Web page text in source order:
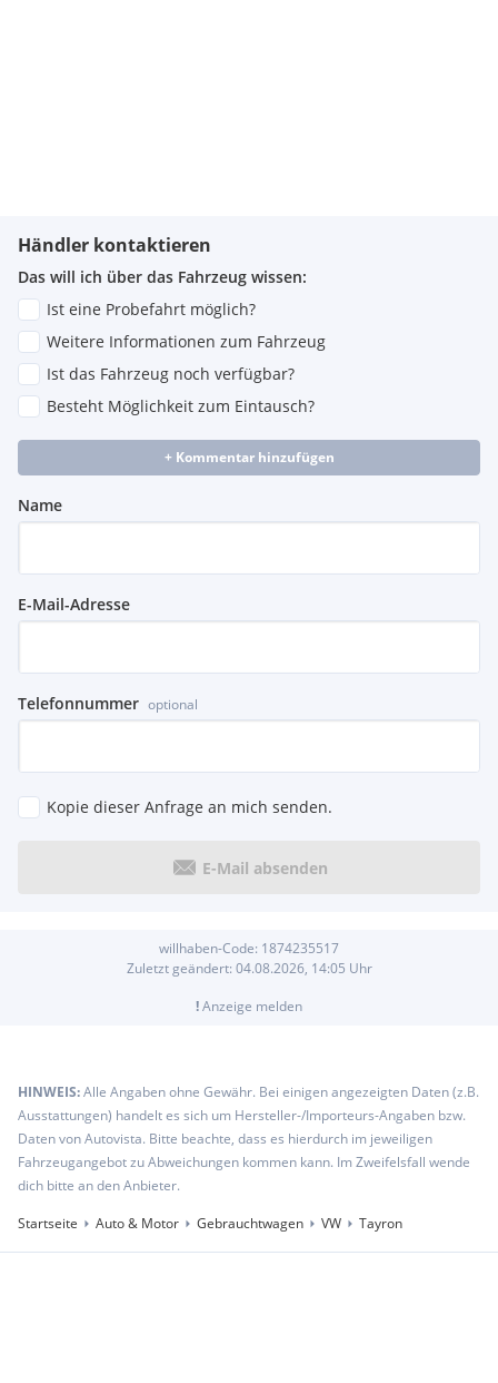
Händler kontaktieren
Das will ich über das Fahrzeug wissen:
Ist eine Probefahrt möglich?
Weitere Informationen zum Fahrzeug
Ist das Fahrzeug noch verfügbar?
Besteht Möglichkeit zum Eintausch?
+ Kommentar hinzufügen
Name
E-Mail-Adresse
Telefonnummer optional
Kopie dieser Anfrage an mich senden.
E-Mail absenden
willhaben-Code: 1874235517
Zuletzt geändert: 04.08.2026, 14:05 Uhr
!Anzeige melden
HINWEIS:Alle Angaben ohne Gewähr. Bei einigen angezeigten Daten (z.B.
Ausstattungen) handelt es sich um Hersteller-/Importeurs-Angaben bzw.
Daten von Autovista. Bitte beachte, dass es hierdurch im jeweiligen
Fahrzeugangebot zu Abweichungen kommen kann. Im Zweifelsfall wende
dich bitte an den Anbieter.
Startseite
Auto & Motor Gebrauchtwagen VW Tayron